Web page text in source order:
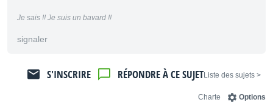
Je sais !! Je suis un bavard !!
signaler
< Liste des sujets
RÉPONDRE À CE SUJET
S'INSCRIRE
Options
Charte